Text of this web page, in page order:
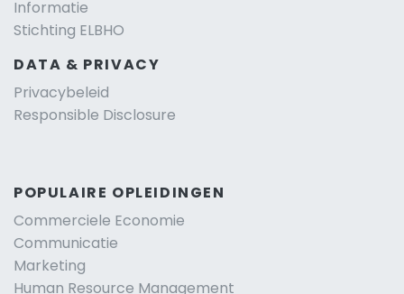
Informatie
Stichting ELBHO
DATA & PRIVACY
Privacybeleid
Responsible Disclosure
POPULAIRE OPLEIDINGEN
Commerciele Economie
Communicatie
Marketing
Human Resource Management